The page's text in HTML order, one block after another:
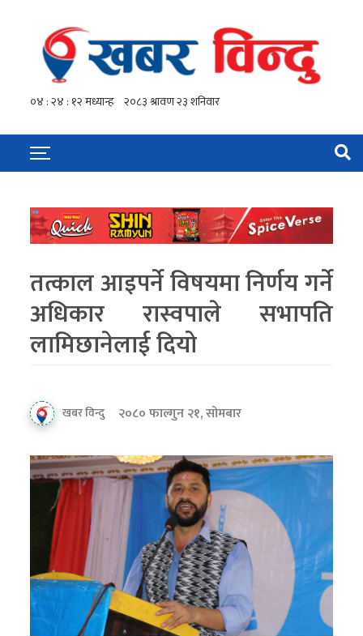
तत्काल आइपर्ने विषयमा निर्णय गर्ने
अधिकार रास्वपाले सभापति
लामिछानेलाई दियो
खबर विन्दु २०८० फाल्गुन २१, सोमबार